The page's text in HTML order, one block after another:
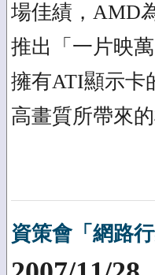
場佳績，AMD
推出「一片映
擁有ATI顯示卡
高畫質所帶來
資策會「網路